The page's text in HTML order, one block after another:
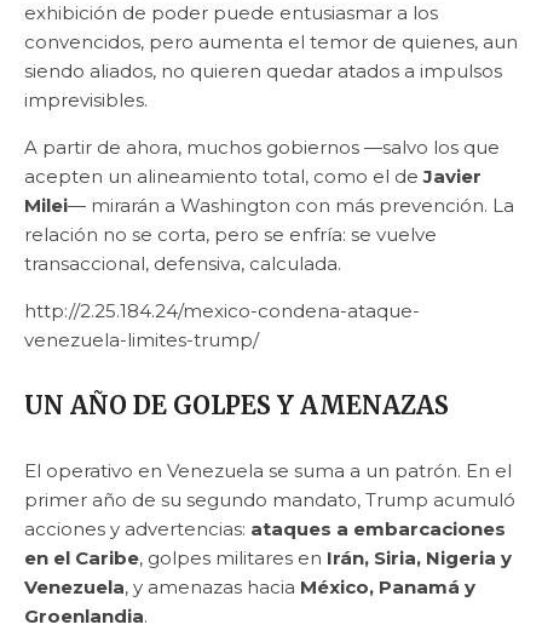
exhibición de poder puede entusiasmar a los
convencidos, pero aumenta el temor de quienes, aun
siendo aliados, no quieren quedar atados a impulsos
imprevisibles.
A partir de ahora, muchos gobiernos —salvo los que
acepten un alineamiento total, como el deJavier
Milei— mirarán a Washington con más prevención. La
relación no se corta, pero se enfría: se vuelve
transaccional, defensiva, calculada.
http://2.25.184.24/mexico-condena-ataque-
venezuela-limites-trump/
UN AÑO DE GOLPES Y AMENAZAS
El operativo en Venezuela se suma a un patrón. En el
primer año de su segundo mandato, Trump acumuló
acciones y advertencias: ataques a embarcaciones
en el Caribe, golpes militares en Irán, Siria, Nigeria y
Venezuela, y amenazas hacia México, Panamá y
Groenlandia.